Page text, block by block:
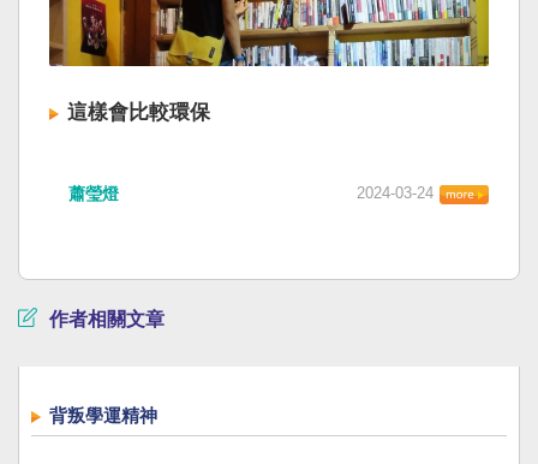
這樣會比較環保
蕭瑩燈 2024-03-24
作者相關文章
背叛學運精神